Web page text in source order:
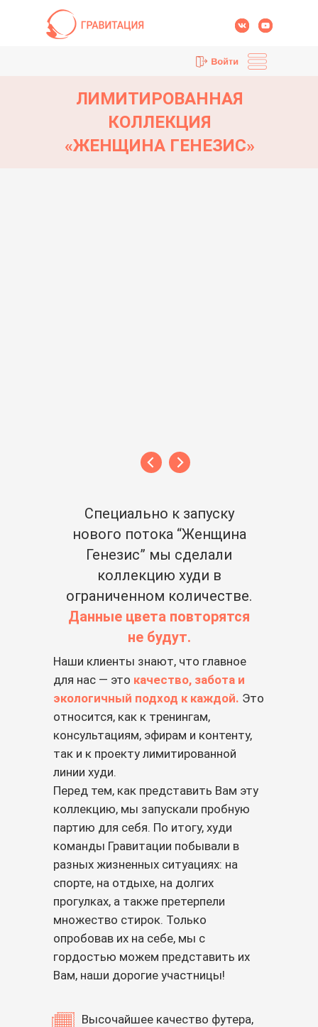
ЛИМИТИРОВАННАЯ
КОЛЛЕКЦИЯ
«ЖЕНЩИНА ГЕНЕЗИС»
Специально к запуску
нового потока “Женщина
Генезис” мы сделали
коллекцию худи в
ограниченном количестве.
Данные цвета повторятся
не будут.
Наши клиенты знают, что главное
для нас — это качество, забота и
экологичный подход к каждой. Это
относится, как к тренингам,
консультациям, эфирам и контенту,
так и к проекту лимитированной
линии худи.
Перед тем, как представить Вам эту
коллекцию, мы запускали пробную
партию для себя. По итогу, худи
команды Гравитации побывали в
разных жизненных ситуациях: на
спорте, на отдыхе, на долгих
прогулках, а также претерпели
множество стирок. Только
опробовав их на себе, мы с
гордостью можем представить их
Вам, наши дорогие участницы!
Высочайшее качество футера,